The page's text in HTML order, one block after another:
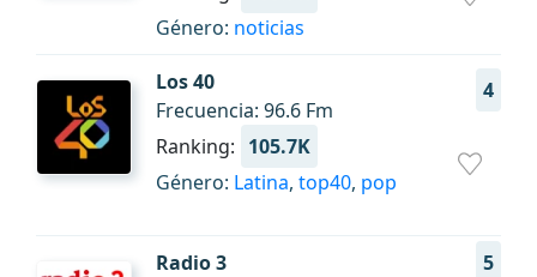
Género: noticias
Los 40 4
Frecuencia: 96.6 Fm
Ranking: 105.7K
Género: Latina, top40, pop
Radio 3
5